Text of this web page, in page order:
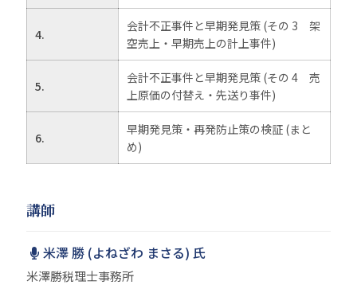
4.
会計不正事件と早期発見策 (その 3 架
空売上・早期売上の計上事件)
5.
会計不正事件と早期発見策 (その 4 売
上原価の付替え・先送り事件)
6.
早期発見策・再発防止策の検証 (まと
め)
講師
米澤 勝 (よねざわ まさる) 氏
米澤勝税理士事務所